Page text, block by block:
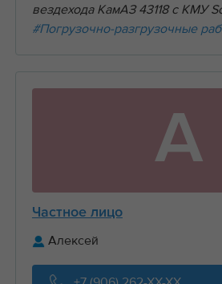
вездехода КамАЗ 43118 с КМУ
#Погрузочно-разгрузочные
А
Частное лицо
Алексей